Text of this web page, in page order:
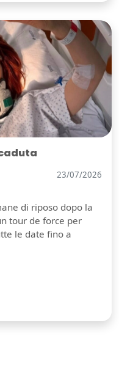
23/07/2026
di riposo dopo la
tour de force per
le date fino a